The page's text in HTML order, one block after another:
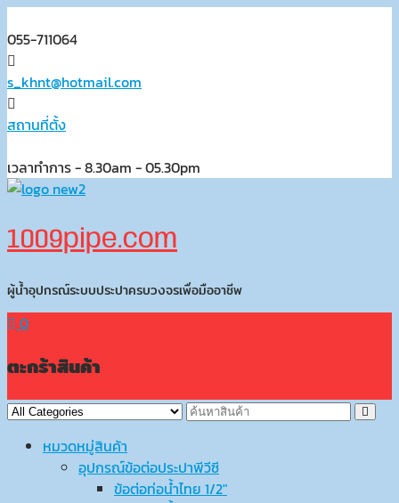
to
content
055-711064
s_khnt@hotmail.com
สถานที่ตั้ง
เวลาทำการ - 8.30am - 05.30pm
1009pipe.com
ผู้น้ำอุปกรณ์ระบบประปาครบวงจรเพื่อมืออาชีพ
0
ตะกร้าสินค้า
หมวดหมู่สินค้า
อุปกรณ์ข้อต่อประปาพีวีซี
ข้อต่อท่อน้ำไทย 1/2″